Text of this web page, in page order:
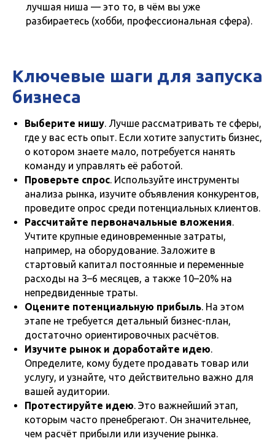
лучшая ниша — это то, в чём вы уже
разбираетесь (хобби, профессиональная сфера).
Ключевые шаги для запуска
бизнеса
Выберите нишу . Лучше рассматривать те сферы,
где у вас есть опыт. Если хотите запустить бизнес,
о котором знаете мало, потребуется нанять
команду и управлять её работой.
Проверьте спрос . Используйте инструменты
анализа рынка, изучите объявления конкурентов,
проведите опрос среди потенциальных клиентов.
Рассчитайте первоначальные вложения
Учтите крупные единовременные затраты,
например, на оборудование. Заложите в
стартовый капитал постоянные и переменные
расходы на 3–6 месяцев, а также 10–20% на
непредвиденные траты.
Оцените потенциальную прибыль . На этом
этапе не требуется детальный бизнес-план,
достаточно ориентировочных расчётов.
Изучите рынок и доработайте идею
Определите, кому будете продавать товар или
услугу, и узнайте, что действительно важно для
вашей аудитории.
Протестируйте идею . Это важнейший этап,
которым часто пренебрегают. Он значительнее,
чем расчёт прибыли или изучение рынка.